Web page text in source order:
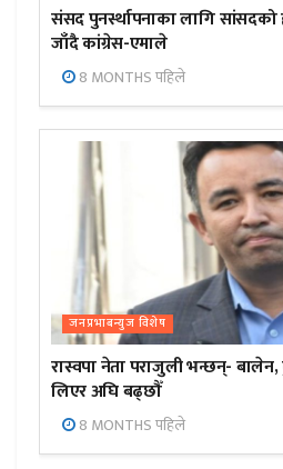
संसद पुनर्स्थापनाका लागि सांसदको
जाँदै कांग्रेस-एमाले
8 MONTHS पहिले
जनप्रभाबन्युज विशेष
रास्वपा नेता पराजुली भन्छन्-
लिएर अघि बढ्छौँ
8 MONTHS पहिले